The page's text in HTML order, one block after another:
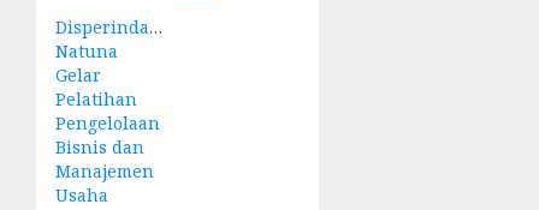
Disperindagkopum
Natuna
Gelar
Pelatihan
Pengelolaan
Bisnis dan
Manajemen
Usaha